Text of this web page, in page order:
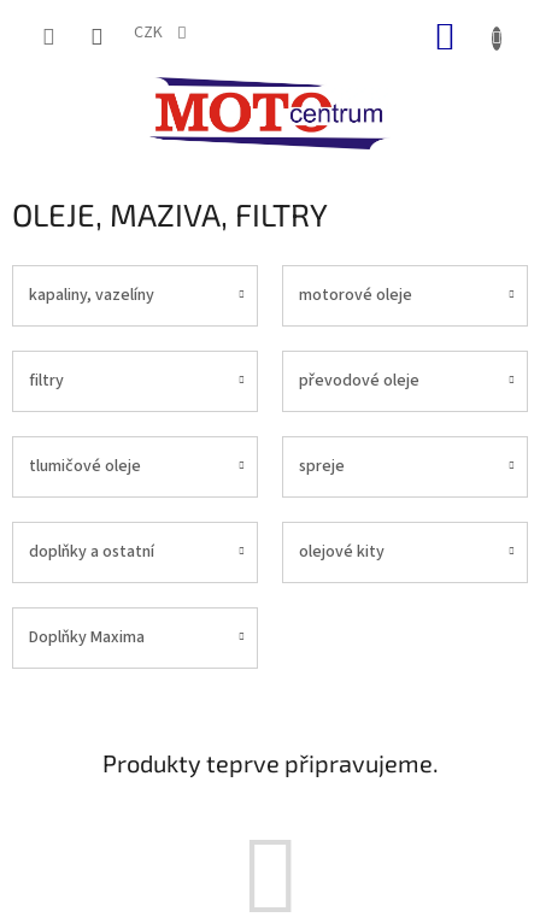
CZK
OLEJE, MAZIVA, FILTRY
kapaliny, vazelíny motorové oleje
filtry převodové oleje
tlumičové oleje spreje
doplňky a ostatní olejové kity
Doplňky Maxima
Produkty teprve připravujeme.